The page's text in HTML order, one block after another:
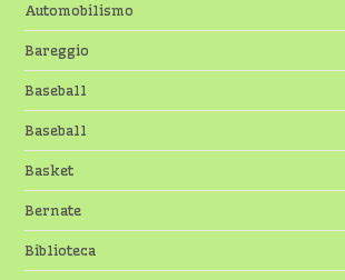
Automobilismo
Bareggio
Baseball
Baseball
Basket
Bernate
Biblioteca